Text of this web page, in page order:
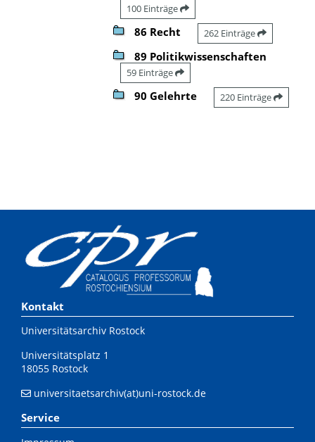
100 Einträge
86 Recht 262 Einträge
89 Politikwissenschaften
59 Einträge
90 Gelehrte 220 Einträge
Kontakt
Universitätsarchiv Rostock
Universitätsplatz 1
18055 Rostock
universitaetsarchiv(at)uni-rostock.de
Service